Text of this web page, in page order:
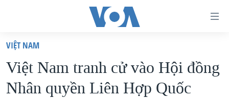
truy
cập
Tới
VIỆT NAM
HOA KỲ
VIỆT NAM
Việt Nam tranh cử vào Hội đồng
Nhân quyền Liên Hợp Quốc